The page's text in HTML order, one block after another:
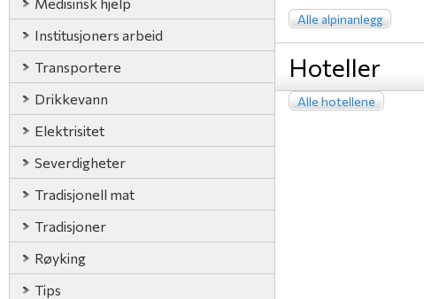
Institusjoners arbeid
Transportere
Drikkevann
Elektrisitet
Severdigheter
Tradisjonell mat
Tradisjoner
Røyking
Tips
Alle alpinanlegg
Hoteller
Alle hotellene